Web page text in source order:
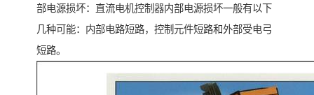
部电源损坏：直流电机控制器内部电源损坏一般有以下
几种可能：内部电路短路，控制元件短路和外部受电弓
短路。